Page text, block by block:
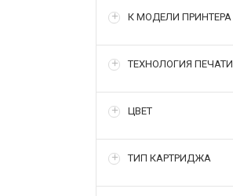
К МОДЕЛИ ПРИНТЕРА
ТЕХНОЛОГИЯ ПЕЧАТИ
ЦВЕТ
ТИП КАРТРИДЖА